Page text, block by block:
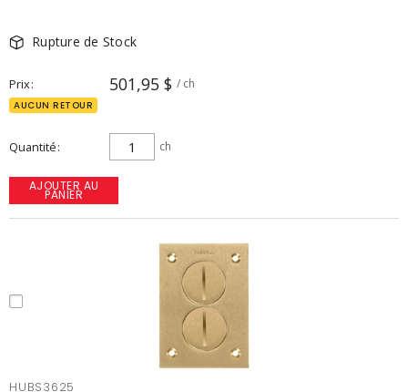
Rupture de Stock
Prix 501,95 $ / ch
AUCUN RETOUR
Quantité ch
AJOUTER AU
PANIER
HUBS3625